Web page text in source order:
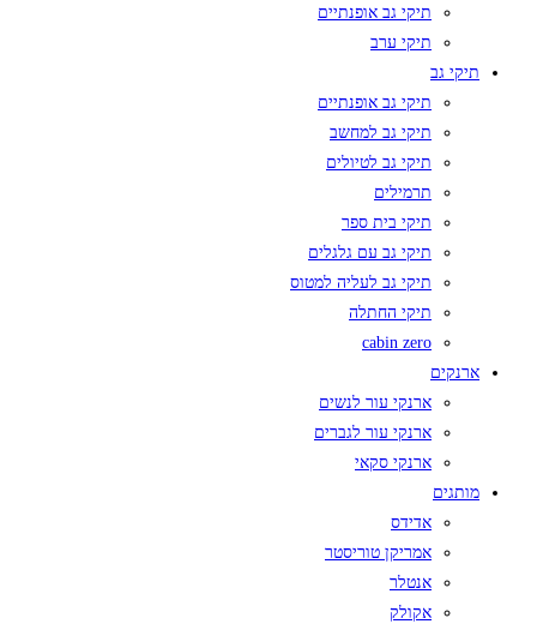
תיקי גב אופנתיים
תיקי ערב
תיקי גב
תיקי גב אופנתיים
תיקי גב למחשב
תיקי גב לטיולים
תרמילים
תיקי בית ספר
תיקי גב עם גלגלים
תיקי גב לעליה למטוס
תיקי החתלה
cabin zero
ארנקים
ארנקי עור לנשים
ארנקי עור לגברים
ארנקי סקאי
מותגים
אדידס
אמריקן טוריסטר
אנטלר
אקולק